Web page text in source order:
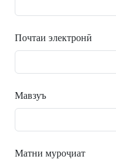
Почтаи электронӣ
Мавзуъ
Матни муроҷиат